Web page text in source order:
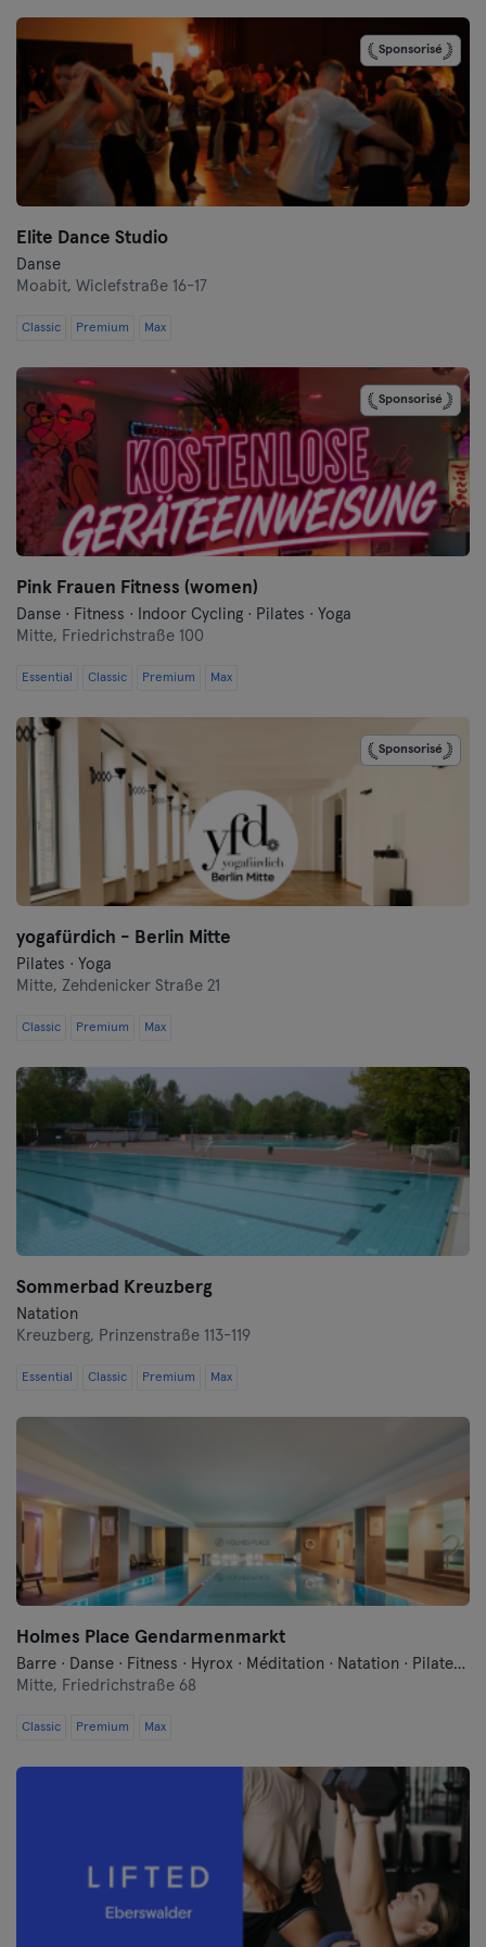
Sponsorisé
Elite Dance Studio
Danse
Moabit, Wiclefstraße 16-17
Classic Premium Max
Sponsorisé
Pink Frauen Fitness (women)
Danse · Fitness · Indoor Cycling · Pilates · Yoga
Mitte, Friedrichstraße 100
Essential Classic Premium Max
Sponsorisé
yogafürdich - Berlin Mitte
Pilates · Yoga
Mitte, Zehdenicker Straße 21
Classic Premium Max
Sommerbad Kreuzberg
Natation
Kreuzberg, Prinzenstraße 113-119
Essential Classic Premium Max
Holmes Place Gendarmenmarkt
Barre · Danse · Fitness · Hyrox · Méditation · Natation · Pilates · Qi Gong et Tai Chi · Sauna · Yoga
Mitte, Friedrichstraße 68
Classic Premium Max
Darmstadt
Dortmund
Dresde
Duisbourg
Düsseldorf
Flensbourg
Francfort
Frankfurt an der Oder
Freiburg
Fulda
Hambourg
Hanau
Hanovre
Ingolstadt
Karlsruhe
Kassel
Cologne
Leipzig
Lubeck
Magdeburg
Mayence
Mannheim
Münster